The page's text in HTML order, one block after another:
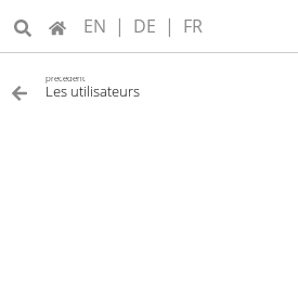
EN | DE | FR
précédent
Les utilisateurs